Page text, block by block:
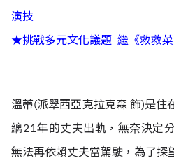
演技
★挑戰多元文化議題 繼《救救
溫蒂(派翠西亞克拉克森 飾)是住
縭21年的丈夫出軌，無奈決定
無法再依賴丈夫當駕駛，為了探